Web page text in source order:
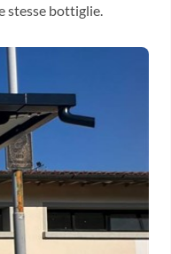
stesse bottiglie.